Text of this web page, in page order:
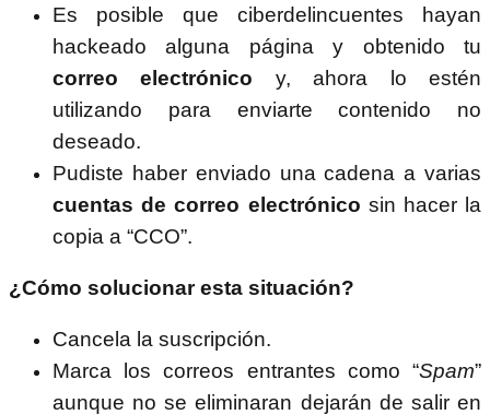
Es posible que ciberdelincuentes hayan
hackeado alguna página y obtenido tu
correo electrónico y, ahora lo estén
utilizando para enviarte contenido no
deseado.
Pudiste haber enviado una cadena a varias
cuentas de correo electrónico sin hacer la
copia a “CCO”.
¿Cómo solucionar esta situación?
Cancela la suscripción.
Marca los correos entrantes como “Spam”
aunque no se eliminaran dejarán de salir en